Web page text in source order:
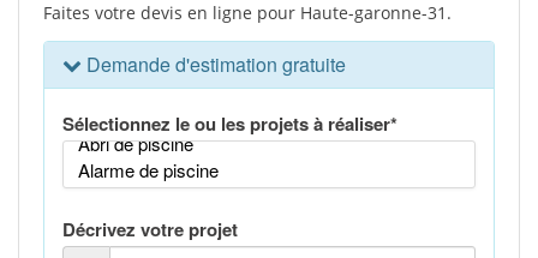
Faites votre devis en ligne pour Haute-garonne-31.